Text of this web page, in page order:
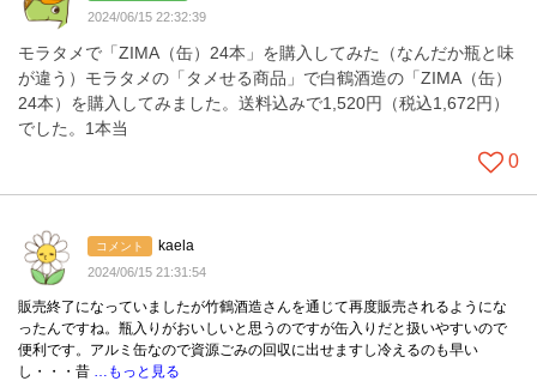
2024/06/15 22:32:39
モラタメで「ZIMA（缶）24本」を購入してみた（なんだか瓶と味
が違う）モラタメの「タメせる商品」で白鶴酒造の「ZIMA（缶）
24本）を購入してみました。送料込みで1,520円（税込1,672円）
でした。1本当
0
コメント kaela
2024/06/15 21:31:54
販売終了になっていましたが竹鶴酒造さんを通じて再度販売されるようにな
ったんですね。瓶入りがおいしいと思うのですが缶入りだと扱いやすいので
便利です。アルミ缶なので資源ごみの回収に出せますし冷えるのも早い
し・・・昔
…もっと見る